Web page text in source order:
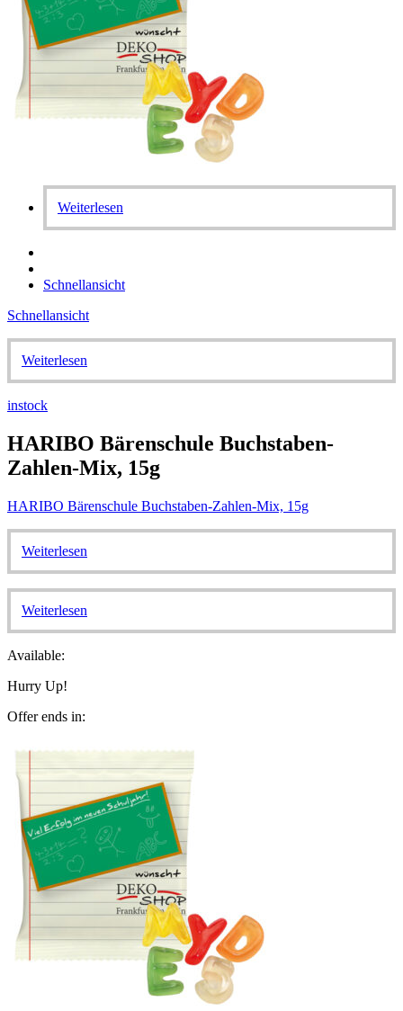
Weiterlesen
Schnellansicht
Schnellansicht
Weiterlesen
instock
HARIBO Bärenschule Buchstaben-
Zahlen-Mix, 15g
HARIBO Bärenschule Buchstaben-Zahlen-Mix, 15g
Weiterlesen
Weiterlesen
Available:
Hurry Up!
Offer ends in: